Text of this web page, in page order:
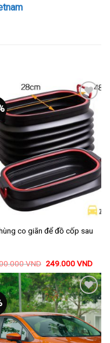
Thêm
vào
yêu
thích
co giãn để đồ cốp sau
VND 249.000VND
Mua ngay
Thêm
vào
yêu
thích